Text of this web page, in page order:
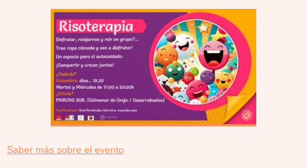
Saber más sobre el eventoabout